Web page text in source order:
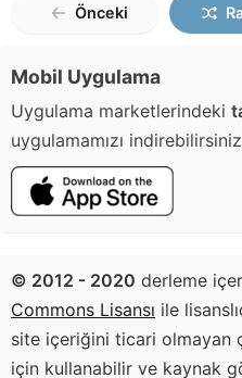
Önceki
Mobil Uygulama
Uygulama marketlerindeki
uygulamamızı
© 2012 - 2020 derleme
Commons Lisansı ile
site içeriğini ticari olmayan
için kullanabilir ve kaynak